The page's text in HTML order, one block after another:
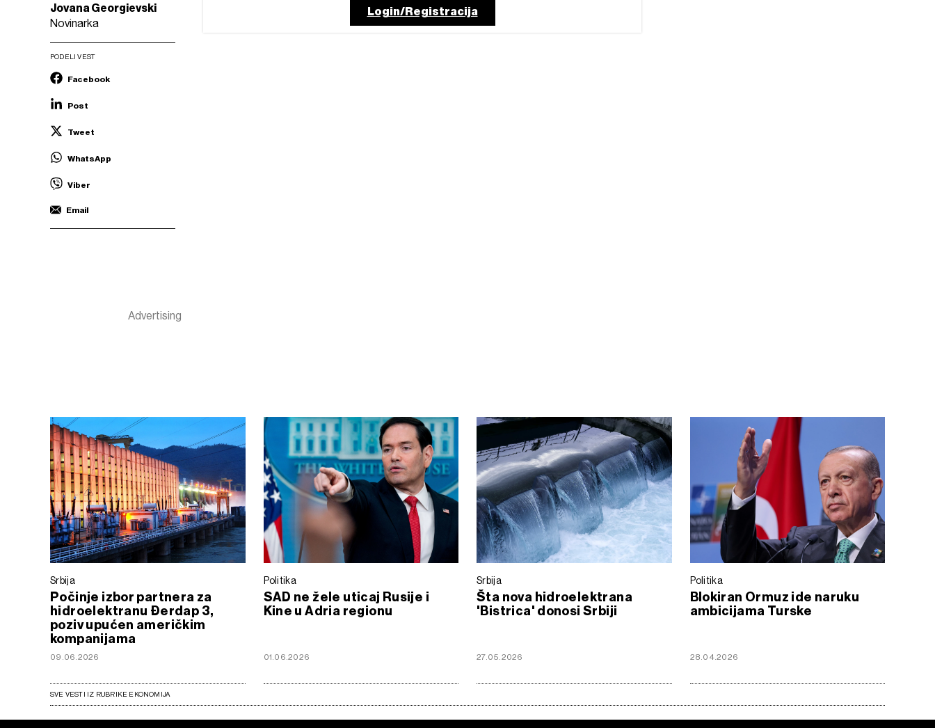
Jovana Georgievski
Novinarka
PODELI VEST
Facebook
Post
Tweet
WhatsApp
Viber
Email
Login/Registracija
Srbija
Počinje izbor partnera za
hidroelektranu Đerdap 3,
poziv upućen američkim
kompanijama
09.06.2026
Politika
SAD ne žele uticaj Rusije i
Kine u Adria regionu
01.06.2026
Srbija
Šta nova hidroelektrana
'Bistrica' donosi Srbiji
27.05.2026
Politika
Blokiran Ormuz ide naruku
ambicijama Turske
28.04.2026
SVE VESTI IZ RUBRIKE EKONOMIJA